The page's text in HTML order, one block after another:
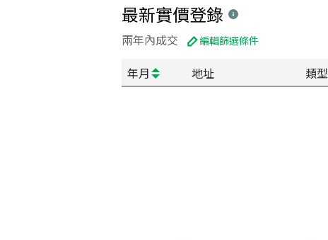
最新實價登錄
兩年內成交 編輯篩選條件
年月 地址 類